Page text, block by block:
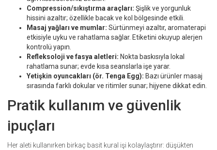
Compression/sıkıştırma araçları: Şişlik ve yorgunluk
hissini azaltır; özellikle bacak ve kol bölgesinde etkili.
Masaj yağları ve mumlar: Sürtünmeyi azaltır, aromaterapi
etkisiyle uyku ve rahatlama sağlar. Etiketini okuyup alerjen
kontrolü yapın.
Refleksoloji ve fasya aletleri: Nokta baskısıyla lokal
rahatlama sunar; evde kısa seanslarla işe yarar.
Yetişkin oyuncakları (ör. Tenga Egg): Bazı ürünler masaj
sırasında farklı dokular ve ritimler sunar; hijyene dikkat edin.
Pratik kullanım ve güvenlik
ipuçları
Her aleti kullanırken birkaç basit kural işi kolaylaştırır: düşükten